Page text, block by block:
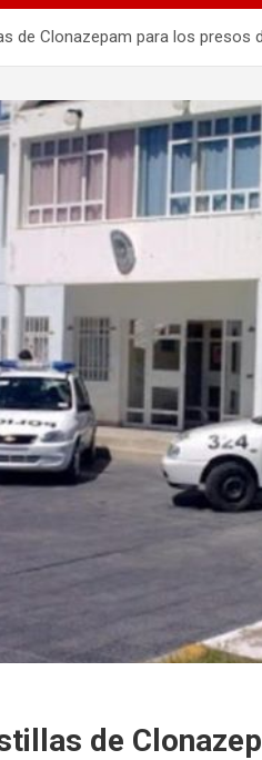
de Clonazepam para los presos
de